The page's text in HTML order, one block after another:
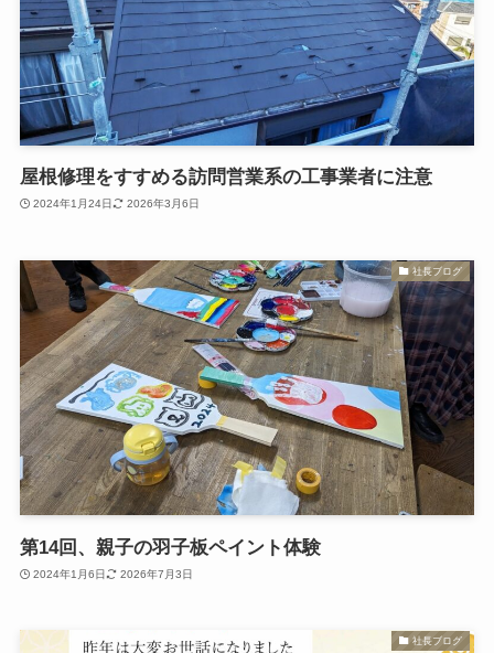
屋根修理をすすめる訪問営業系の工事業者に注意
2024年1月24日 2026年3月6日
社長ブログ
第14回、親子の羽子板ペイント体験
2024年1月6日 2026年7月3日
社長ブログ